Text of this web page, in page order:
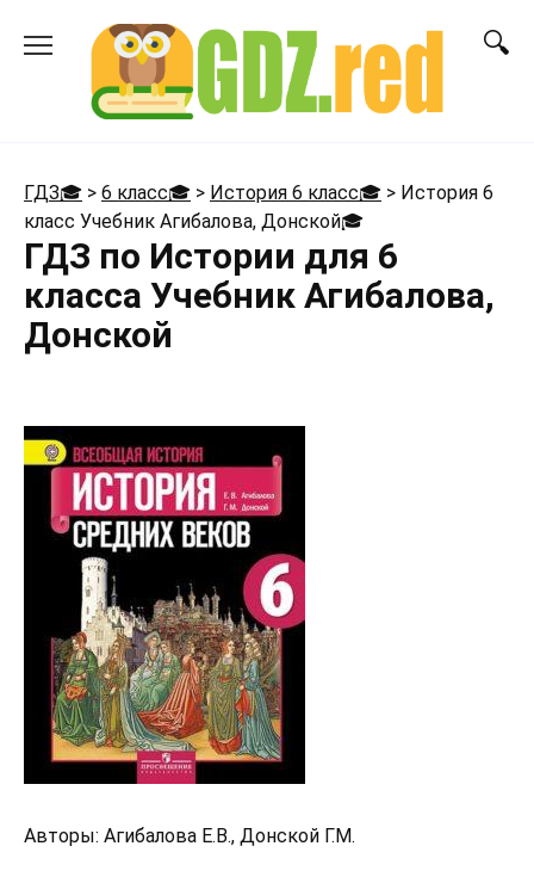
ГДЗ🎓 > 6 класс🎓 > История 6 класс🎓 > История 6
класс Учебник Агибалова, Донской🎓
ГДЗ по Истории для 6
класса Учебник Агибалова,
Донской
Авторы: Агибалова Е.В., Донской Г.М.